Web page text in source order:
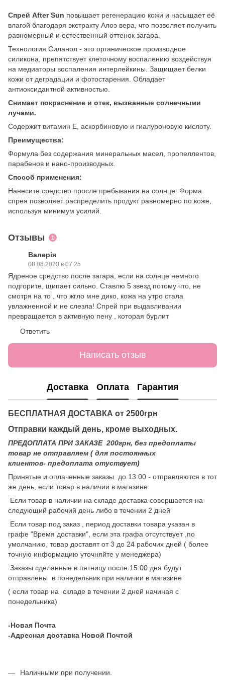
Спрей After Sun повышает регенерацию кожи и насыщает её
влагой благодаря экстракту Алоэ вера, что позволяет получить
равномерный и естественный оттенок загара.
Технология Силанол - это органическое производное
силикона, препятствует клеточному воспалению воздействуя
на медиаторы воспаления интерлейкины. Защищает белки
кожи от деградации и фотостарения. Обладает
антиоксидантной активностью.
Снимает покраснение и отек, вызванные солнечными
лучами.
Содержит витамин Е, аскорбиновую и гиалуроновую кислоту.
Преимущества:
Формула без содержания минеральных масел, пропеллентов,
парабенов и нано-производных.
Способ применения:
Нанесите средство просле пребывания на солнце. Форма
спрея позволяет распределить продукт равномерно по коже,
используя минимум усилий.
Отзывы 1
Валерія
08.08.2023 в 07:25
Ядреное средство после загара, если на солнце немного
подгорите, щипает сильно. Ставлю 5 звезд потому что, не
смотря на то , что жгло мне дико, кожа на утро стала
увлажненной и не слезла! Спрей при выдавливании
превращается в активную пену , которая бурлит
Ответить
Написать отзыв
Доставка Оплата Гарантия
БЕСПЛАТНАЯ ДОСТАВКА от 2500грн
Отправки каждый день, кроме выходных.
ПРЕДОПЛАТА ПРИ ЗАКАЗЕ 200грн, без предоплаты
товар не отправляем ( для постоянных
клиентов- предоплата отуствует)
Принятые и оплаченные заказы до 13:00 - отправляются в тот
же день, если товар в наличии в магазине
Если товар в наличии на складе доставка совершается на
следующий рабочий день либо в течении 2 дней
Если товар под заказ , период доставки товара указан в
графе "Время доставки", если эта графа отсутствует ,по
умолчанию, товар доставят от 3 до 24 рабочих дней ( более
точную информацию уточняйте у менеджера)
Заказы сделанные в пятницу после 15:00 дня будут
отправлены в понедельник при наличии в магазине
( если товар на складе в течении 2 дней начиная с
понедельника)
-Новая Почта
-Адресная доставка Новой Почтой
Наличными при получении.